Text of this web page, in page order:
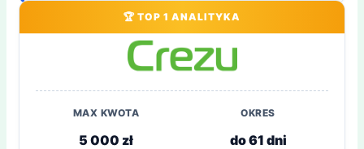
🏆 TOP 1 ANALITYKA
MAX KWOTA
5 000 zł
OKRES
do 61 dni